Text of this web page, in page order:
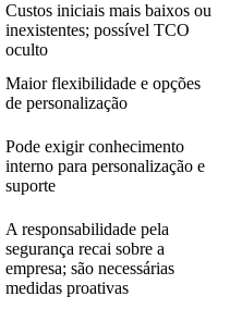
Custos iniciais mais baixos ou
inexistentes; possível TCO
oculto
Maior flexibilidade e opções
de personalização
Pode exigir conhecimento
interno para personalização e
suporte
A responsabilidade pela
segurança recai sobre a
empresa; são necessárias
medidas proativas